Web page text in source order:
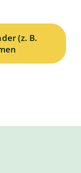
(z. B.